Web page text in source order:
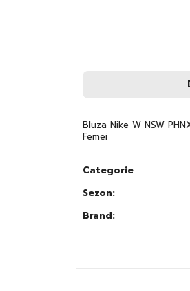
Bluza Nike W NSW
Femei
Categorie
Sezon:
Brand: